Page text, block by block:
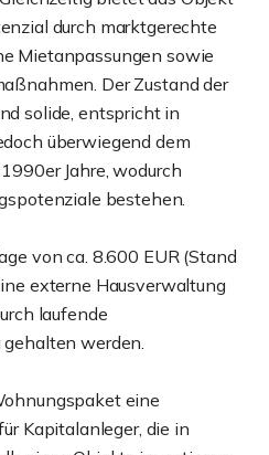
durch marktgerechte
Mietanpassungen sowie
Der Zustand der
solide, entspricht in
überwiegend dem
Jahre, wodurch
bestehen.
von ca. 8.600 EUR (Stand
externe Hausverwaltung
laufende
werden.
eine
Kapitalanleger, die in